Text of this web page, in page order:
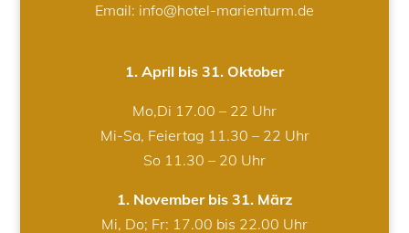
Email: info@hotel-marienturm.de
1. April bis 31. Oktober
Mo,Di 17.00 – 22 Uhr
Mi-Sa, Feiertag 11.30 – 22 Uhr
So 11.30 – 20 Uhr
1. November bis 31. März
Mi, Do; Fr: 17.00 bis 22.00 Uhr